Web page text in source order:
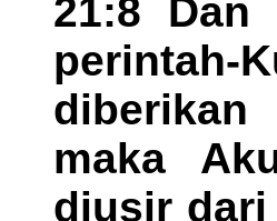
21:8 Dan
perintah-
diberikan
maka
diusir dari